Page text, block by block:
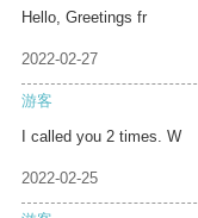
Hello, Greetings fr
2022-02-27
游客
I called you 2 times. W
2022-02-25